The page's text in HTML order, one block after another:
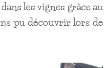
les vignes grâce au
pu découvrir lors de